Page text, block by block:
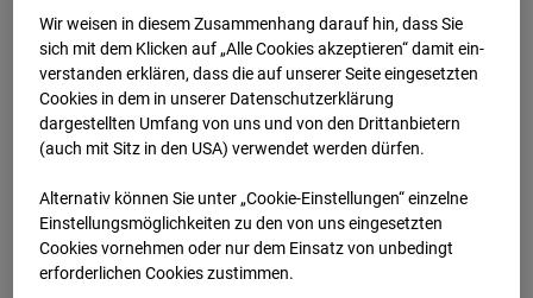
2026
07 08 13:45
BC-176 BV-Ausbau
Bonatzbau -Cam5
Arnulf Klett Platz, 70173 Stuttgart
Zur Übersicht
Wir weisen in diesem Zusammenhang darauf hin, dass Sie
sich mit dem Klicken auf „Alle Cookies akzeptieren“ damit ein­
ver­standen erklären, dass die auf unserer Seite eingesetzten
Cookies in dem in unserer Datenschutzerklärung
dargestellten Umfang von uns und von den Drittanbietern
(auch mit Sitz in den USA) verwendet werden dürfen.
Alternativ können Sie unter „Cookie-Einstellungen“ einzelne
Einstellungsmöglichkeiten zu den von uns eingesetzten
Cookies vornehmen oder nur dem Einsatz von unbedingt
erforderlichen Cookies zustimmen.